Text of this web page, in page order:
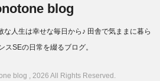
blog
な人生は幸せな毎日から♪ 田舎で気ままに暮ら
スSEの日常を綴るブログ。
blog , 2026 All Rights Reserved.